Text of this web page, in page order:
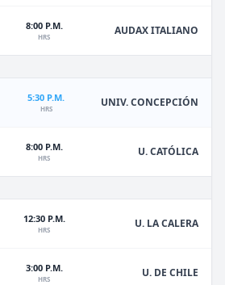
8:00 P.M.
HRS AUDAX ITALIANO
5:30 P.M.
HRS UNIV. CONCEPCIÓN
8:00 P.M.
HRS U. CATÓLICA
12:30 P.M.
HRS U. LA CALERA
3:00 P.M.
HRS U. DE CHILE